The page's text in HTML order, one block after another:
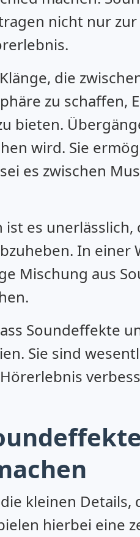
nicht nur
die
zu schaffen,
bieten.
wird. Sie
es zwischen
es
In
Mischung aus
Soundeffekte
Sie sind
kleinen
hierbei eine